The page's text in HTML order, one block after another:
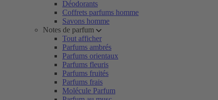
Déodorants
Coffrets parfums homme
Savons homme
Notes de parfum
Tout afficher
Parfums ambrés
Parfums orientaux
Parfums fleuris
Parfums fruités
Parfums frais
Molécule Parfum